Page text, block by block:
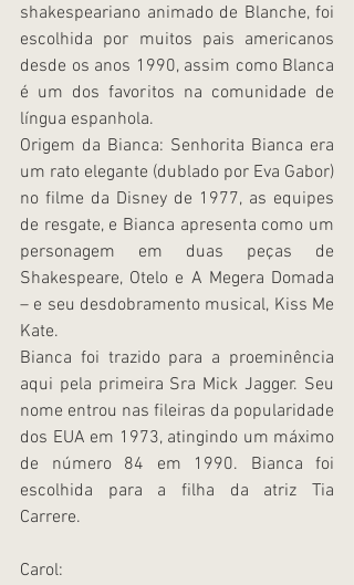
shakespeariano animado de Blanche, foi
escolhida por muitos pais americanos
desde os anos 1990, assim como Blanca
é um dos favoritos na comunidade de
língua espanhola.
Origem da Bianca: Senhorita Bianca era
um rato elegante (dublado por Eva Gabor)
no filme da Disney de 1977, as equipes
de resgate, e Bianca apresenta como um
personagem em duas peças de
Shakespeare, Otelo e A Megera Domada
– e seu desdobramento musical, Kiss Me
Kate.
Bianca foi trazido para a proeminência
aqui pela primeira Sra Mick Jagger. Seu
nome entrou nas fileiras da popularidade
dos EUA em 1973, atingindo um máximo
de número 84 em 1990. Bianca foi
escolhida para a filha da atriz Tia
Carrere.
Carol: